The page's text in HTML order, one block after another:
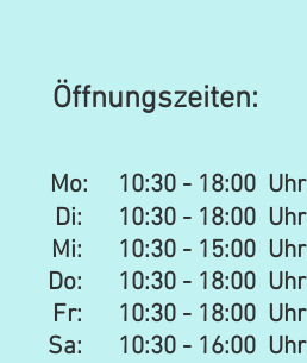
Öffnungszeiten:
Mo: 10:30 - 18:00 Uhr
Di: 10:30 - 18:00 Uhr
Mi: 10:30 - 15:00 Uhr​​
Do: 10:30 - 18:00 Uhr
Fr: 10:30 - 18:00 Uhr
Sa: 10:30 - 16:00 Uhr